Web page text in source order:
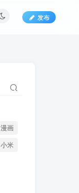
发布
漫画
小米